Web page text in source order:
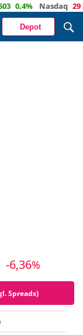
0,4% Nasdaq 29 373
Depot
-6,36%
Spreads)